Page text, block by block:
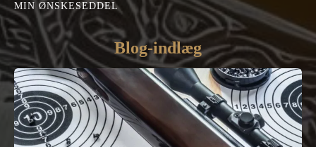
MIN ØNSKESEDDEL
Blog-indlæg